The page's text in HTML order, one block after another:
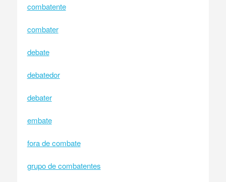
combatente
combater
debate
debatedor
debater
embate
fora de combate
grupo de combatentes